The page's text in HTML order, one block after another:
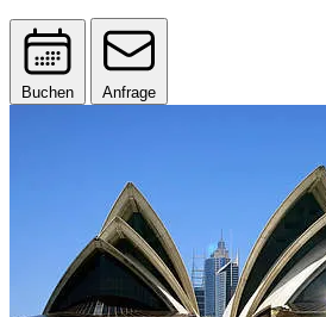
Buchen Anfrage